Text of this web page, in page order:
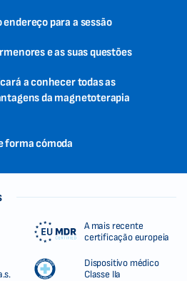
para a sessão
e as suas questões
a conhecer todas as
da magnetoterapia
forma cómoda
A mais recente
certificação europeia
Dispositivo médico
Classe IIa